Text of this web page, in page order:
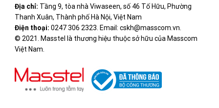
Địa chỉ: Tầng 9, tòa nhà Viwaseen, số 46 Tố Hữu, Phường
Thanh Xuân, Thành phố Hà Nội, Việt Nam
Điện thoại: 0247 306 2323. Email: cskh@masscom.vn.
© 2021. Masstel là thương hiệu thuộc sở hữu của Masscom
Việt Nam.